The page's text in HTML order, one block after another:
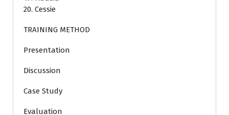
20. Cessie
TRAINING METHOD
Presentation
Discussion
Case Study
Evaluation